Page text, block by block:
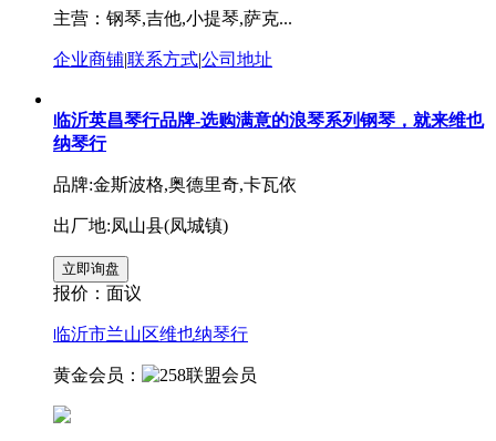
主营：钢琴,吉他,小提琴,萨克...
企业商铺|联系方式|公司地址
临沂英昌琴行品牌-选购满意的浪琴系列钢琴，就来维也
纳琴行
品牌:金斯波格,奥德里奇,卡瓦依
出厂地:凤山县(凤城镇)
报价： 面议
临沂市兰山区维也纳琴行
黄金会员：